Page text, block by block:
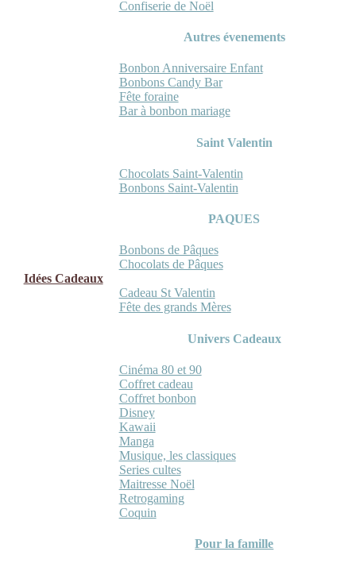
Confiserie de Noël
Autres évenements
Bonbon Anniversaire Enfant
Bonbons Candy Bar
Fête foraine
Bar à bonbon mariage
Saint Valentin
Chocolats Saint-Valentin
Bonbons Saint-Valentin
PAQUES
Bonbons de Pâques
Chocolats de Pâques
Idées Cadeaux
Cadeau St Valentin
Fête des grands Mères
Univers Cadeaux
Cinéma 80 et 90
Coffret cadeau
Coffret bonbon
Disney
Kawaii
Manga
Musique, les classiques
Series cultes
Maitresse Noël
Retrogaming
Coquin
Pour la famille